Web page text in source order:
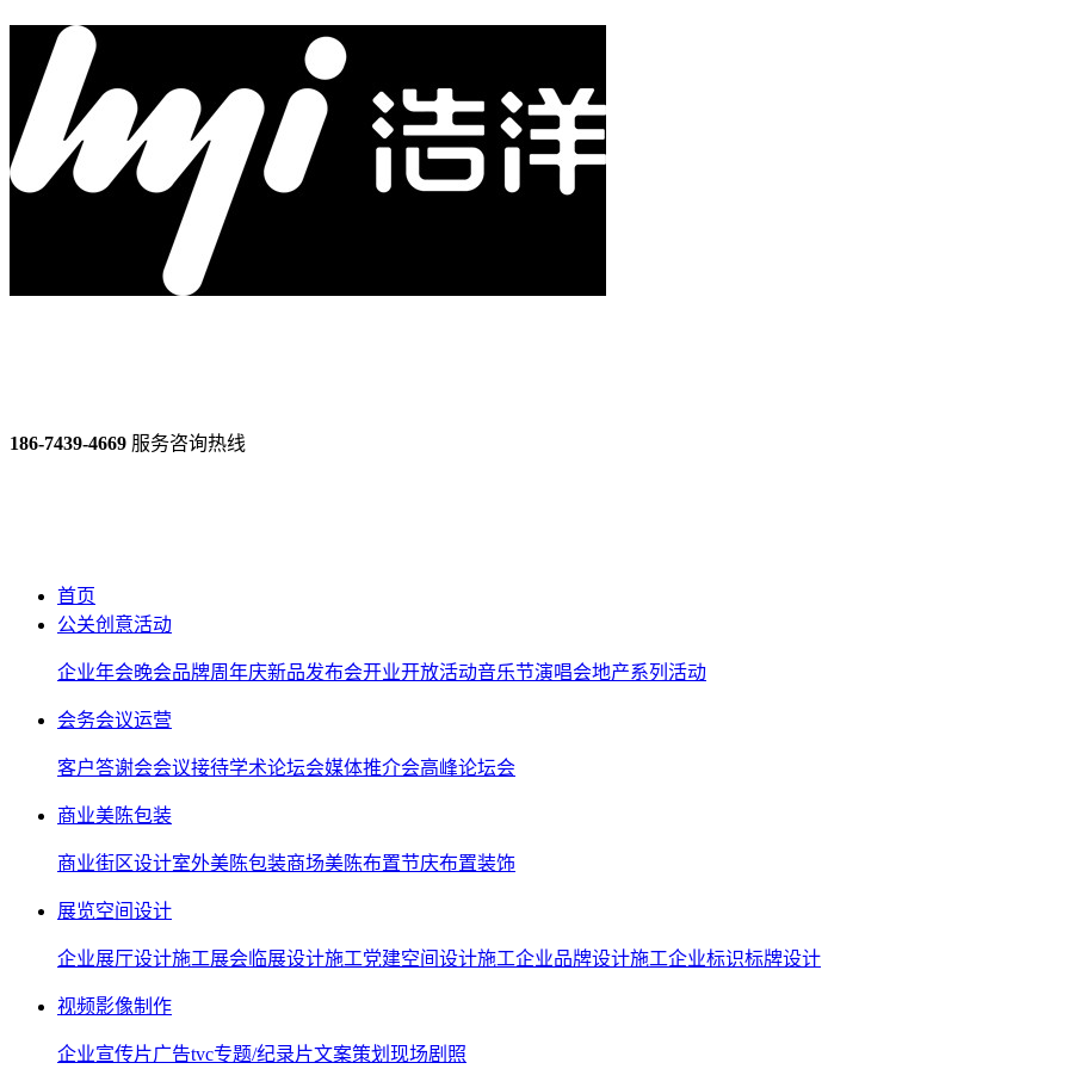
186-7439-4669 服务咨询热线
首页
公关创意活动
企业年会晚会品牌周年庆新品发布会开业开放活动音乐节演唱会地产系列活动
会务会议运营
客户答谢会会议接待学术论坛会媒体推介会高峰论坛会
商业美陈包装
商业街区设计室外美陈包装商场美陈布置节庆布置装饰
展览空间设计
企业展厅设计施工展会临展设计施工党建空间设计施工企业品牌设计施工企业标识标牌设计
视频影像制作
企业宣传片广告tvc专题/纪录片文案策划 现场剧照